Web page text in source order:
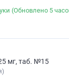
(Обновлено 5
мг, таб. №15